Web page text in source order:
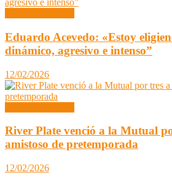
Eduardo Acevedo: «Estoy
dinámico, agresivo e intenso”
12/02/2026
River Plate venció a la Mutual
amistoso de pretemporada
12/02/2026